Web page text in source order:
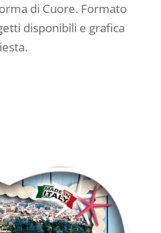
di Cuore. Formato
disponibili e grafica